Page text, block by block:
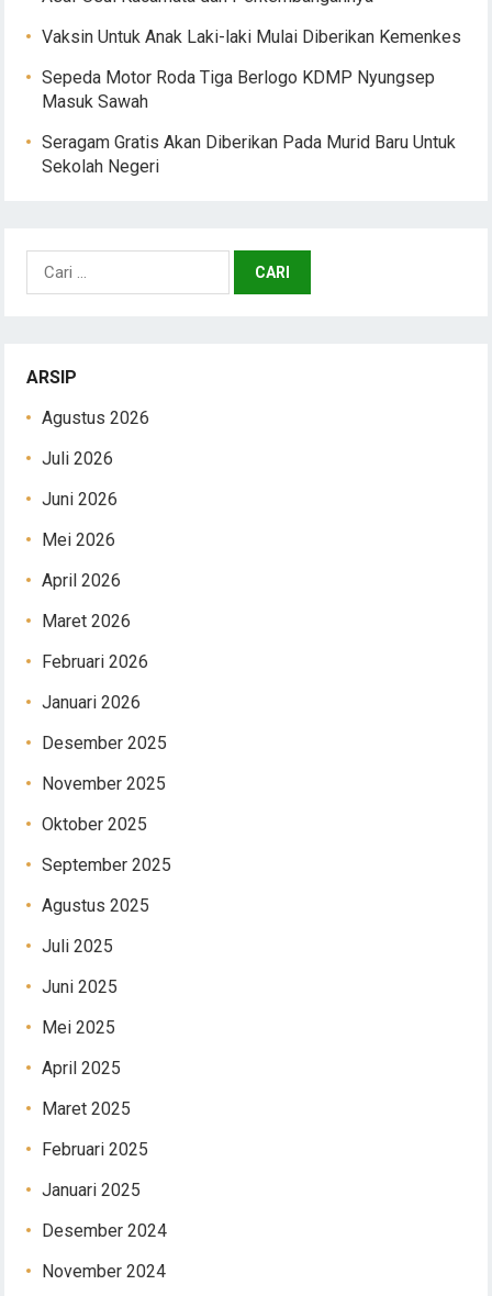
Vaksin Untuk Anak Laki-laki Mulai Diberikan Kemenkes
Sepeda Motor Roda Tiga Berlogo KDMP Nyungsep
Masuk Sawah
Seragam Gratis Akan Diberikan Pada Murid Baru Untuk
Sekolah Negeri
Cari
untuk:
ARSIP
Agustus 2026
Juli 2026
Juni 2026
Mei 2026
April 2026
Maret 2026
Februari 2026
Januari 2026
Desember 2025
November 2025
Oktober 2025
September 2025
Agustus 2025
Juli 2025
Juni 2025
Mei 2025
April 2025
Maret 2025
Februari 2025
Januari 2025
Desember 2024
November 2024